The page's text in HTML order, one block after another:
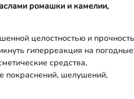
ромашки и камелии,
целостностью и
гиперреакция на погодные
средства,
покраснений, шелушений,